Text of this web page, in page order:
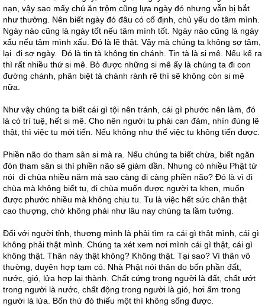
nạn, vậy sao mấy chú ăn trộm cũng lựa ngày đó nhưng vẫn bị bắt
như thường. Nên biết ngày đó đâu có cố định, chủ yếu do tâm mình.
Ngày nào cũng là ngày tốt nếu tâm mình tốt. Ngày nào cũng là ngày
xấu nếu tâm mình xấu. Đó là lẽ thật. Vậy mà chúng ta không sợ tâm,
lại đi sợ ngày. Đó là tin tà không tin chánh. Tin tà là si mê. Nếu kể ra
thì rất nhiều thứ si mê. Bỏ được những si mê ấy là chúng ta đi con
đường chánh, phân biệt tà chánh rành rẽ thì sẽ không còn si mê
nữa.
Như vậy chúng ta biết cái gì tội nên tránh, cái gì phước nên làm, đó
là có trí tuệ, hết si mê. Cho nên người tu phải can đảm, nhìn đúng lẽ
thật, thì việc tu mới tiến. Nếu không như thế việc tu không tiến được.
Phiền não do tham sân si mà ra. Nếu chúng ta biết chừa, biết ngăn
đón tham sân si thì phiền não sẽ giảm dần. Nhưng có nhiều Phật tử
nói đi chùa nhiều năm mà sao càng đi càng phiền não? Đó là vì đi
chùa mà không biết tu, đi chùa muốn được người ta khen, muốn
được phước nhiều mà không chịu tu. Tu là việc hết sức chân thật
cao thượng, chớ không phải như lâu nay chúng ta lầm tưởng.
Đối với người tỉnh, thương mình là phải tìm ra cái gì thật mình, cái gì
không phải thật mình. Chúng ta xét xem nơi mình cái gì thật, cái gì
không thật. Thân này thật không? Không thật. Tại sao? Vì thân vô
thường, duyên hợp tạm có. Nhà Phật nói thân do bốn phần đất,
nước, gió, lửa hợp lại thành. Chất cứng trong người là đất, chất ướt
trong người là nước, chất động trong người là gió, hơi ấm trong
người là lửa. Bốn thứ đó thiếu một thì không sống được.